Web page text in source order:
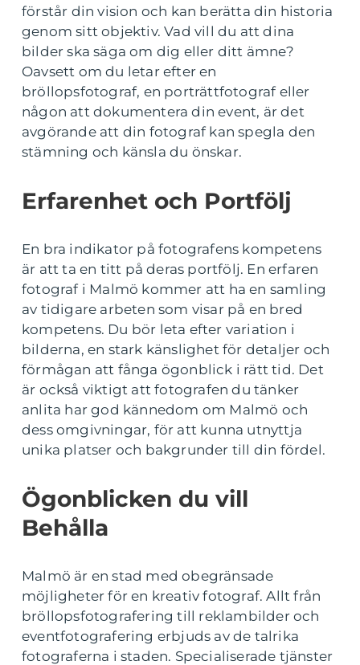
förstår din vision och kan berätta din historia
genom sitt objektiv. Vad vill du att dina
bilder ska säga om dig eller ditt ämne?
Oavsett om du letar efter en
bröllopsfotograf, en porträttfotograf eller
någon att dokumentera din event, är det
avgörande att din fotograf kan spegla den
stämning och känsla du önskar.
Erfarenhet och Portfölj
En bra indikator på fotografens kompetens
är att ta en titt på deras portfölj. En erfaren
fotograf i Malmö kommer att ha en samling
av tidigare arbeten som visar på en bred
kompetens. Du bör leta efter variation i
bilderna, en stark känslighet för detaljer och
förmågan att fånga ögonblick i rätt tid. Det
är också viktigt att fotografen du tänker
anlita har god kännedom om Malmö och
dess omgivningar, för att kunna utnyttja
unika platser och bakgrunder till din fördel.
Ögonblicken du vill
Behålla
Malmö är en stad med obegränsade
möjligheter för en kreativ fotograf. Allt från
bröllopsfotografering till reklambilder och
eventfotografering erbjuds av de talrika
fotograferna i staden. Specialiserade tjänster